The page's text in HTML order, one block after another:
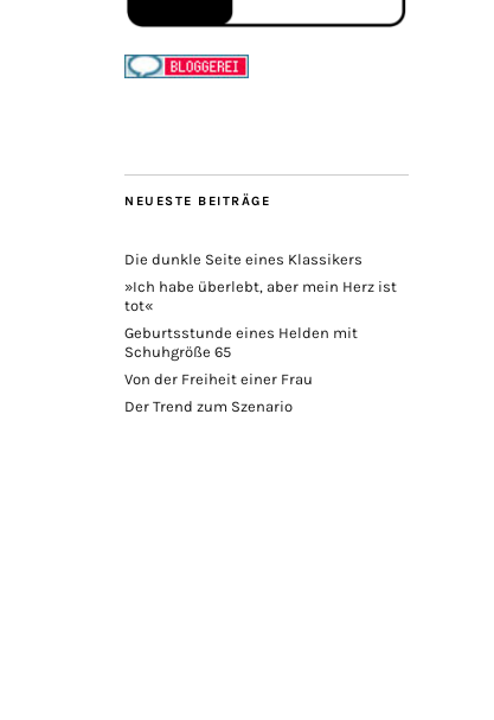
NEUESTE BEITRÄGE
Die dunkle Seite eines Klassikers
»Ich habe überlebt, aber mein Herz ist
tot«
Geburtsstunde eines Helden mit
Schuhgröße 65
Von der Freiheit einer Frau
Der Trend zum Szenario